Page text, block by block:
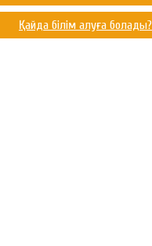
Қайда білім алуға болады?